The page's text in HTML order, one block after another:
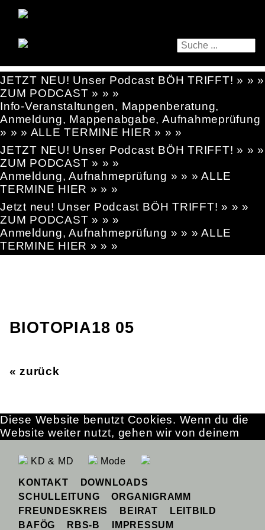
JETZT NEU! Unser Podcast BÖH TRIFFT! » » »
ZUM PODCAST » » »
Info-Veranstaltungen, Mappenberatung,
Anmeldung, Mappenabgabe, Aufnahmeprüfung
» » » ALLE TERMINE HIER » » »
JETZT NEU! Unser Podcast BÖH TRIFFT! » » »
ZUM PODCAST » » »
Anmeldung, Aufnahmeprüfung » » » ALLE
TERMINE HIER » » »
Jetzt neu! Unser Podcast BÖH TRIFFT! » » »
ZUM PODCAST » » »
Anmeldung, Aufnahmeprüfung » » » ALLE
TERMINE HIER » » »
BIOTOPIA18 05
« zurück
KD & MD Mode
KONTAKT
DOWNLOADS
SCHULLEITUNG
ORGANIGRAMM
FREUNDESKREIS
BEIRAT
LEITBILD
BAFÖG
RBS-B IMPRESSUM
Diese Website benutzt Cookies. Wenn du die
Website weiter nutzt, gehen wir von deinem